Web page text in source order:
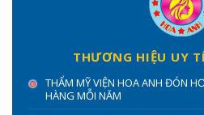
THƯƠNG HIỆU UY
THẨM MỸ VIỆN HOA ANH ĐÓN
HÀNG MỖI NĂM